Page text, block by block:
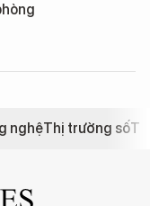
nghệThị trường số